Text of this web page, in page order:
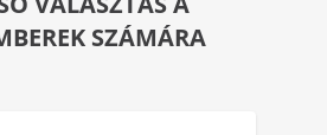
SZÁMÁRA